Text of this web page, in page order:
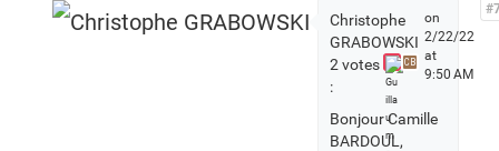
Christophe
GRABOWSKI
2 votes
:
CB
on
2/22/22
at
9:50 AM
Bonjour Camille
BARDOUL,